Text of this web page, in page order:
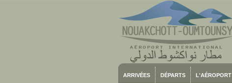
ARRIVÉES DÉPARTS L'AÉROPORT